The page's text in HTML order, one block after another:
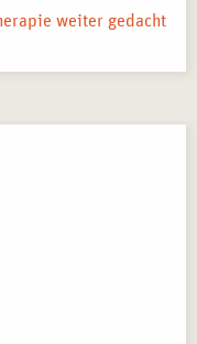
weiter gedacht